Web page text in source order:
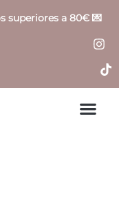
superiores a 80€ 💌